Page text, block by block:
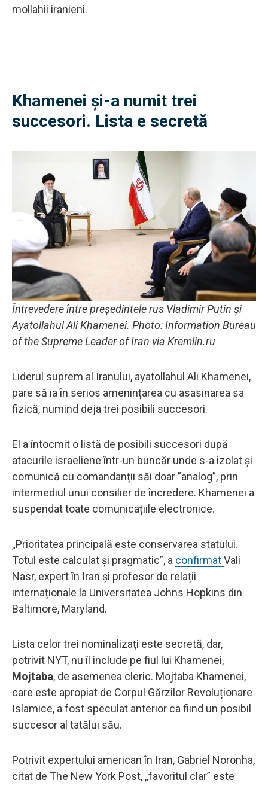
mollahii iranieni.
Khamenei și-a numit trei
succesori. Lista e secretă
Întrevedere între președintele rus Vladimir Putin și
Ayatollahul Ali Khamenei. Photo: Information Bureau
of the Supreme Leader of Iran via Kremlin.ru
Liderul suprem al Iranului, ayatollahul Ali Khamenei,
pare să ia în serios amenințarea cu asasinarea sa
fizică, numind deja trei posibili succesori.
El a întocmit o listă de posibili succesori după
atacurile israeliene într-un buncăr unde s-a izolat și
comunică cu comandanții săi doar ”analog”, prin
intermediul unui consilier de încredere. Khamenei a
suspendat toate comunicațiile electronice.
„Prioritatea principală este conservarea statului.
Totul este calculat și pragmatic”, a confirmatVali
Nasr, expert în Iran și profesor de relații
internaționale la Universitatea Johns Hopkins din
Baltimore, Maryland.
Lista celor trei nominalizați este secretă, dar,
potrivit NYT, nu îl include pe fiul lui Khamenei,
Mojtaba, de asemenea cleric. Mojtaba Khamenei,
care este apropiat de Corpul Gărzilor Revoluționare
Islamice, a fost speculat anterior ca fiind un posibil
succesor al tatălui său.
Potrivit expertului american în Iran, Gabriel Noronha,
citat de The New York Post, „favoritul clar” este